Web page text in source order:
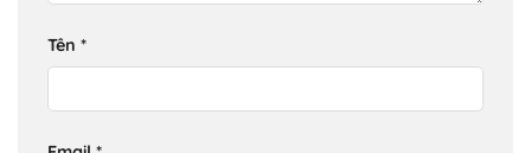
Tên *